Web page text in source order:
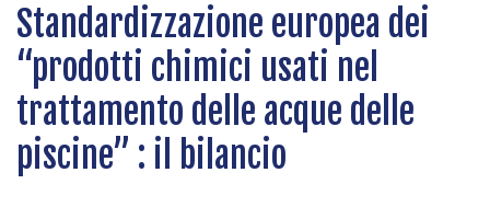
Standardizzazione europea dei
“prodotti chimici usati nel
trattamento delle acque delle
piscine” : il bilancio